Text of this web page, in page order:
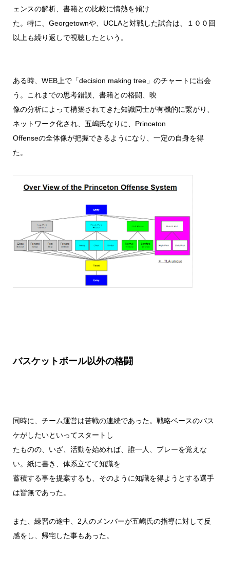
ェンスの解析、書籍との比較に情熱を傾け
た。特に、Georgetownや、UCLAと対戦した試合は、１００回
以上も繰り返しで視聴したという。
ある時、WEB上で「decision making tree」のチャートに出会
う。これまでの思考錯誤、書籍との格闘、映
像の分析によって構築されてきた知識同士が有機的に繋がり、
ネットワーク化され、五嶋氏なりに、Princeton
Offenseの全体像が把握できるようになり、一定の自身を得
た。
バスケットボール以外の格闘
同時に、チーム運営は苦戦の連続であった。戦略ベースのバス
ケがしたいといってスタートし
たものの、いざ、活動を始めれば、誰一人、プレーを覚えな
い。紙に書き、体系立てて知識を
蓄積する事を提案するも、そのように知識を得ようとする選手
は皆無であった。
また、練習の途中、2人のメンバーが五嶋氏の指導に対して反
感をし、帰宅した事もあった。